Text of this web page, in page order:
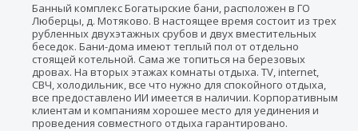
Банный комплекс Богатырские бани, расположен в ГО
Люберцы, д. Мотяково. В настоящее время состоит из трех
рубленных двухэтажных срубов и двух вместительных
беседок. Бани-дома имеют теплый пол от отдельно
стоящей котельной. Сама же топиться на березовых
дровах. На вторых этажах комнаты отдыха. TV, internet,
СВЧ, холодильник, все что нужно для спокойного отдыха,
все предоставлено ИИ имеется в наличии. Корпоративным
клиентам и компаниям хорошее место для уединения и
проведения совместного отдыха гарантировано.